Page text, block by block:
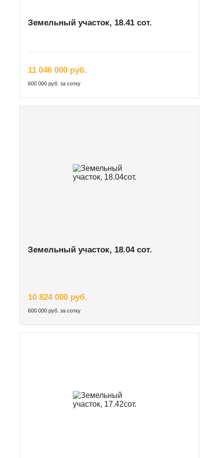
Земельный участок, 18.41 сот.
11 046 000 руб.
600 000 руб. за сотку
Земельный участок, 18.04 сот.
10 824 000 руб.
600 000 руб. за сотку